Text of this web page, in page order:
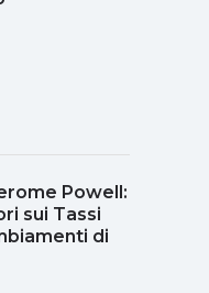
Powell:
sui Tassi
di